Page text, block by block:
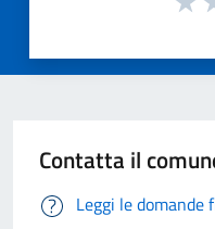
Contatta il
Leggi le domande